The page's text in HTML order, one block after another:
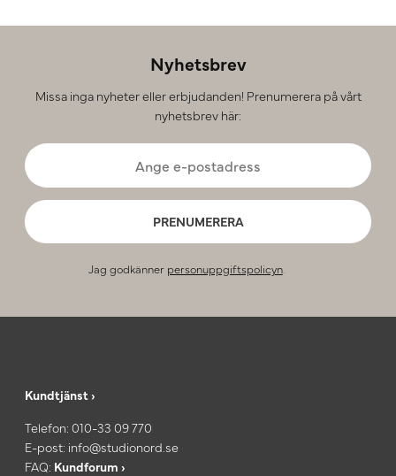
Nyhetsbrev
Missa inga nyheter eller erbjudanden! Prenumerera på vårt
nyhetsbrev här:
PRENUMERERA
Jag godkänner personuppgiftspolicyn.
Kundtjänst ›
Telefon: 010-33 09 770
E-post: info@studionord.se
FAQ: Kundforum ›